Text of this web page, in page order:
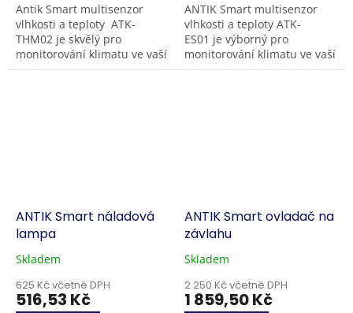
Antik Smart multisenzor
vlhkosti a teploty ATK-
THM02 je skvělý pro
monitorování klimatu ve vaší
domácnosti nebo chatě.
ANTIK Smart multisenzor
vlhkosti a teploty ATK-
ES01 je výborný pro
monitorování klimatu ve vaší
domácnosti, nebo na chatě
ANTIK Smart náladová
lampa
Skladem
625 Kč včetně DPH
516,53 Kč
ANTIK Smart ovladač na
závlahu
Skladem
2 250 Kč včetně DPH
1 859,50 Kč